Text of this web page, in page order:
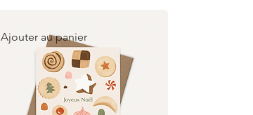
Ajouter au panier